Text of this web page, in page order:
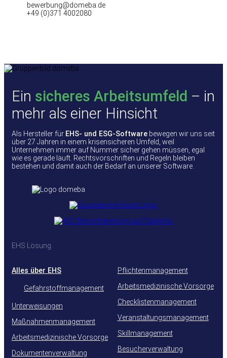
bewerbung@domeba.de
+49 (0)371 4002080
Ein sicheres Arbeitsumfeld – in
mehr als einer Hinsicht
Als Hersteller für EHS- und ESG-Software bewegen wir uns seit
über 27 Jahren in einem krisensicheren Umfeld, weil
Unternehmen immer auf Nummer sicher gehen müssen, egal
wie es gerade läuft. Rechtsvorschriften und Regeln bleiben
bestehen und damit auch der Bedarf an unserer Software.
EHS Lösung
Alles über EHS
Gefahrstoffmanagement
Unterweisungen
Maßnahmenmanagement
Arbeitsmedizinische Vorsorge
Dokumentenverwaltung
Pflichtenmanagement
Arbeitsmedizinische Vorsorge
Checklistenmanagement
Veranstaltungsmanagement
Skillmanagement
Besucherverwaltung